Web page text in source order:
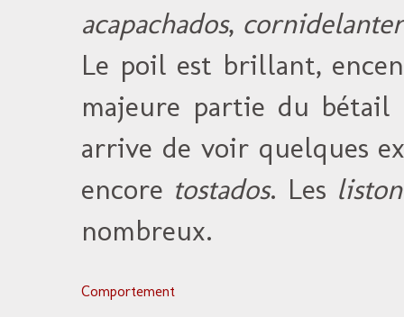
acapachados,
Le poil est brillant,
majeure partie du bétail
arrive de voir quelques
encore tostados. Les
nombreux.
Comportement